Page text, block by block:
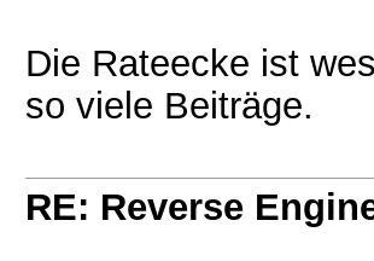
Die Rateecke ist
so viele Beiträge.
RE: Reverse